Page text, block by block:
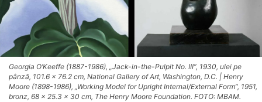
Georgia O’Keeffe (1887-1986), „Jack-in-the-Pulpit No. III”, 1930, ulei pe
pânză, 101.6 x 76.2 cm, National Gallery of Art, Washington, D.C. | Henry
Moore (1898-1986), „Working Model for Upright Internal/External Form”, 1951,
bronz, 68 x 25.3 x 30 cm, The Henry Moore Foundation. FOTO: MBAM.